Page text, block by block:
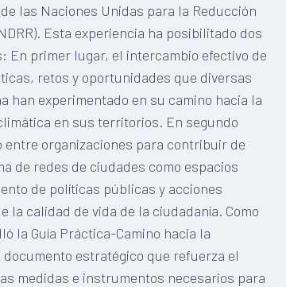
las Naciones Unidas para la Reducción
Esta experiencia ha posibilitado dos
En primer lugar, el intercambio efectivo de
retos y oportunidades que diversas
han experimentado en su camino hacia la
en sus territorios. En segundo
organizaciones para contribuir de
de redes de ciudades como espacios
de políticas públicas y acciones
la calidad de vida de la ciudadanía. Como
la Guía Práctica-Camino hacia la
estratégico que refuerza el
medidas e instrumentos necesarios para